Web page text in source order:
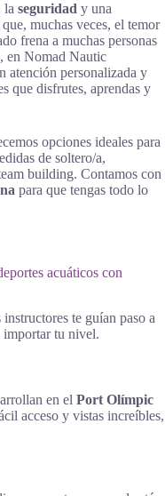
la seguridad y una
muchas veces, el temor
frena a muchas personas
en Nomad Nautic
atención personalizada y
que disfrutes, aprendas y
opciones ideales para
de soltero/a,
building. Contamos con
para que tengas todo lo
acuáticos con
te guían paso a
importar tu nivel.
en el Port Olímpic
acceso y vistas increíbles,